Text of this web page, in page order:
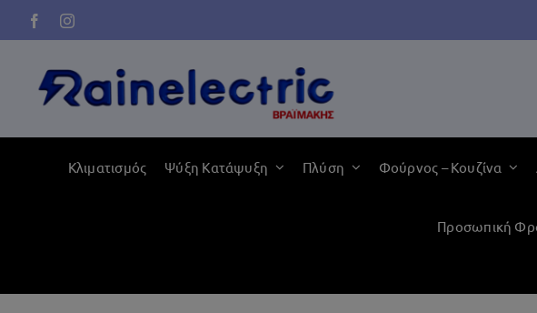
Μετάβαση
στο
περιεχόμενο
Κλιματισμός Ψύξη Κατάψυξη Πλύση Φούρνος – Κουζίνα
Προσωπική